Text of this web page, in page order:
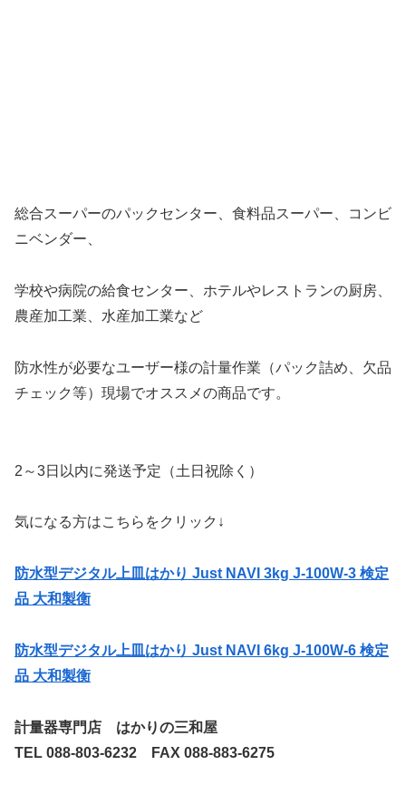
総合スーパーのパックセンター、食料品スーパー、コンビ
ニベンダー、
学校や病院の給食センター、ホテルやレストランの厨房、
農産加工業、水産加工業など
防水性が必要なユーザー様の計量作業（パック詰め、欠品
チェック等）現場でオススメの商品です。
2～3日以内に発送予定（土日祝除く）
気になる方はこちらをクリック↓
防水型デジタル上皿はかり Just NAVI 3kg J-100W-3 検定
品 大和製衡
防水型デジタル上皿はかり Just NAVI 6kg J-100W-6 検定
品 大和製衡
計量器専門店 はかりの三和屋
TEL 088-803-6232 FAX 088-883-6275